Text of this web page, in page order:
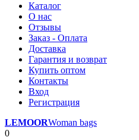
Каталог
О нас
Отзывы
Заказ - Оплата
Доставка
Гарантия и возврат
Купить оптом
Контакты
Вход
Регистрация
LEMOORWoman bags
0